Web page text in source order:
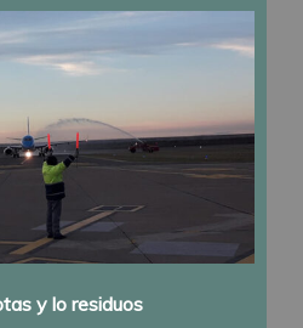
y lo residuos